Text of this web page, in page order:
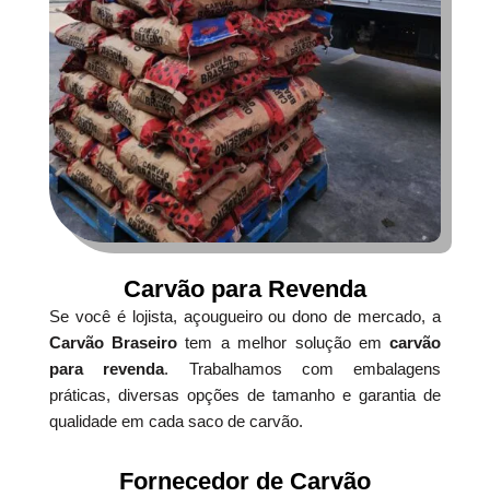
Carvão para Revenda
Se você é lojista, açougueiro ou dono de mercado, a
Carvão Braseiro tem a melhor solução emcarvão
para revenda. Trabalhamos com embalagens
práticas, diversas opções de tamanho e garantia de
qualidade em cada saco de carvão.
Fornecedor de Carvão